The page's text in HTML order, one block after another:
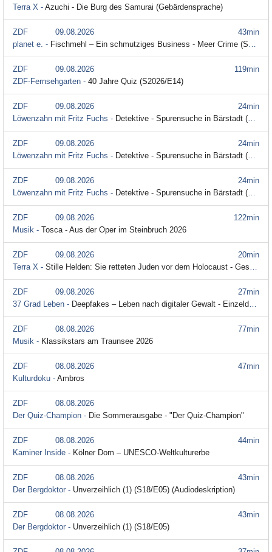
Terra X - Azuchi - Die Burg des Samurai (Gebärdensprache)
43min
ZDF
09.08.2026
planet e. - Fischmehl – Ein schmutziges Business - Meer Crime (S2026/E08)
119min
ZDF
09.08.2026
ZDF-Fernsehgarten - 40 Jahre Quiz (S2026/E14)
24min
ZDF
09.08.2026
Löwenzahn mit Fritz Fuchs - Detektive - Spurensuche in Bärstadt (S45/E10) (Audiodeskription)
24min
ZDF
09.08.2026
Löwenzahn mit Fritz Fuchs - Detektive - Spurensuche in Bärstadt (S45/E10)
24min
ZDF
09.08.2026
Löwenzahn mit Fritz Fuchs - Detektive - Spurensuche in Bärstadt (S45/E10) (Gebärdensprache)
122min
ZDF
09.08.2026
Musik - Tosca - Aus der Oper im Steinbruch 2026
20min
ZDF
09.08.2026
Terra X - Stille Helden: Sie retteten Juden vor dem Holocaust - Geschichte kurz
27min
ZDF
09.08.2026
37 Grad Leben - Deepfakes – Leben nach digitaler Gewalt - Einzeldoku
77min
ZDF
08.08.2026
Musik - Klassikstars am Traunsee 2026
47min
ZDF
08.08.2026
Kulturdoku - Ambros
ZDF
08.08.2026
Der Quiz-Champion - Die Sommerausgabe - "Der Quiz-Champion"
44min
ZDF
08.08.2026
Kaminer Inside - Kölner Dom – UNESCO-Weltkulturerbe
43min
ZDF
08.08.2026
Der Bergdoktor - Unverzeihlich (1) (S18/E05) (Audiodeskription)
43min
ZDF
08.08.2026
Der Bergdoktor - Unverzeihlich (1) (S18/E05)